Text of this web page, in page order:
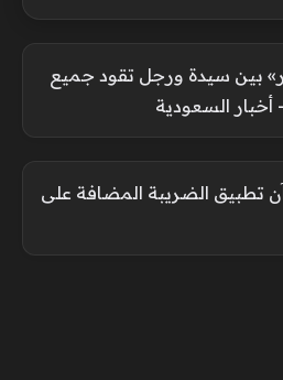
بين سيدة ورجل تقود جميع
أخبار السعودية
تطبيق الضريبة المضافة على